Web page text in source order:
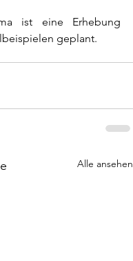
ist eine Erhebung
geplant.
Alle ansehen